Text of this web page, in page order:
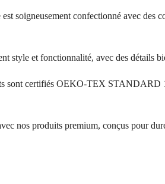
soigneusement confectionné avec des
style et fonctionnalité, avec des détails
sont certifiés OEKO-TEX STANDARD
nos produits premium, conçus pour